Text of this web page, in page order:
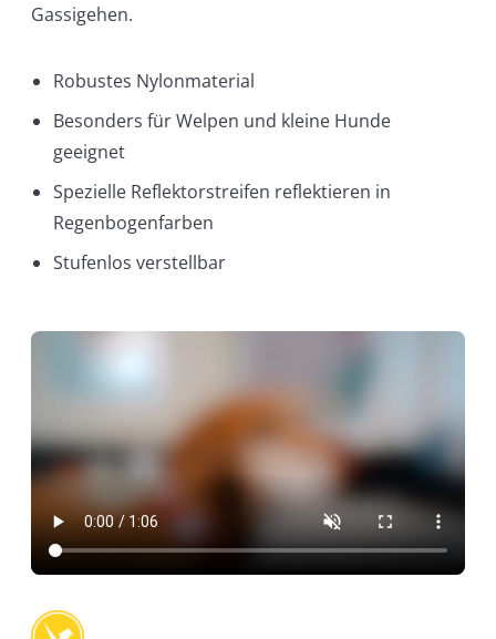
Gassigehen.
Robustes Nylonmaterial
Besonders für Welpen und kleine Hunde
geeignet
Spezielle Reflektorstreifen reflektieren in
Regenbogenfarben
Stufenlos verstellbar